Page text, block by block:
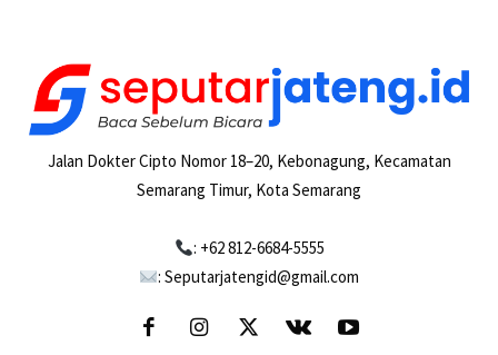
Jalan Dokter Cipto Nomor 18–20, Kebonagung, Kecamatan
Semarang Timur, Kota Semarang
: +62 812-6684-5555
: Seputarjatengid@gmail.com